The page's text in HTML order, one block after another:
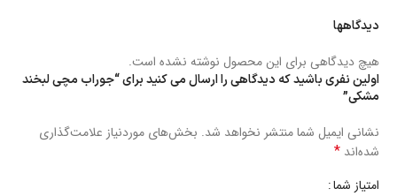
دیدگاهها
هیچ دیدگاهی برای این محصول نوشته نشده است.
اولین نفری باشید که دیدگاهی را ارسال می کنید برای “جوراب مچی لبخند
مشکی”
نشانی ایمیل شما منتشر نخواهد شد. بخش‌های موردنیاز علامت‌گذاری
شده‌اند *
امتیاز شما